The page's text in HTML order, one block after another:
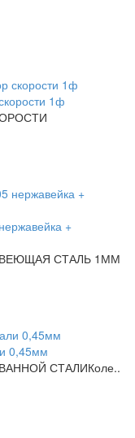
1ф
+
СТАЛЬ 1ММ
0,45мм
СТАЛИКоле..